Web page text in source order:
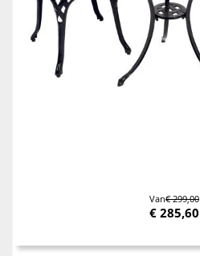
Van€ 299,00
€ 285,60